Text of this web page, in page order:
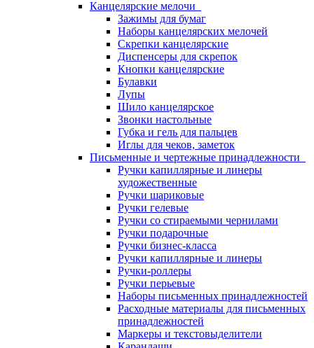
Канцелярские мелочи
Зажимы для бумаг
Наборы канцелярских мелочей
Скрепки канцелярские
Диспенсеры для скрепок
Кнопки канцелярские
Булавки
Лупы
Шило канцелярское
Звонки настольные
Губка и гель для пальцев
Иглы для чеков, заметок
Письменные и чертежные принадлежности
Ручки капиллярные и линеры
художественные
Ручки шариковые
Ручки гелевые
Ручки со стираемыми чернилами
Ручки подарочные
Ручки бизнес-класса
Ручки капиллярные и линеры
Ручки-роллеры
Ручки перьевые
Наборы письменных принадлежностей
Расходные материалы для письменных
принадлежностей
Маркеры и текстовыделители